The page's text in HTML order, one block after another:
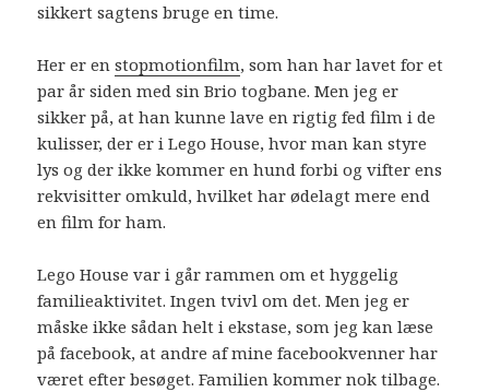
sikkert sagtens bruge en time.
Her er enstopmotionfilm, som han har lavet for et
par år siden med sin Brio togbane. Men jeg er
sikker på, at han kunne lave en rigtig fed film i de
kulisser, der er i Lego House, hvor man kan styre
lys og der ikke kommer en hund forbi og vifter ens
rekvisitter omkuld, hvilket har ødelagt mere end
en film for ham.
Lego House var i går rammen om et hyggelig
familieaktivitet. Ingen tvivl om det. Men jeg er
måske ikke sådan helt i ekstase, som jeg kan læse
på facebook, at andre af mine facebookvenner har
været efter besøget. Familien kommer nok tilbage.